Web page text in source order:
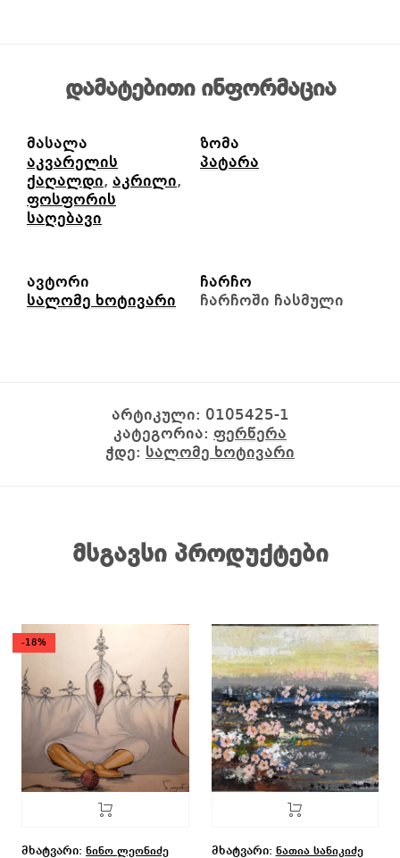
დამატებითი ინფორმაცია
მასალა
აკვარელის
ქაღალდი, აკრილი,
ფოსფორის
საღებავი
ზომა
პატარა
ავტორი
სალომე ხოტივარი
ჩარჩო
ჩარჩოში ჩასმული
არტიკული: 0105425-1
კატეგორია: ფერწერა
ჭდე: სალომე ხოტივარი
მსგავსი პროდუქტები
-18%
მხატვარი: ნინო ლეონიძე მხატვარი: ნათია სანიკიძე